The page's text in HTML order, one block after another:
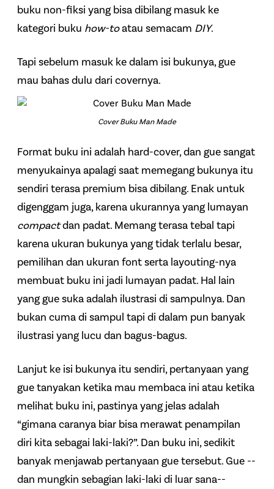
buku non-fiksi yang bisa dibilang masuk ke
kategori buku how-toatau semacam DIY.
Tapi sebelum masuk ke dalam isi bukunya, gue
mau bahas dulu dari covernya.
Cover Buku Man Made
Format buku ini adalah hard-cover, dan gue sangat
menyukainya apalagi saat memegang bukunya itu
sendiri terasa premium bisa dibilang. Enak untuk
digenggam juga, karena ukurannya yang lumayan
compactdan padat. Memang terasa tebal tapi
karena ukuran bukunya yang tidak terlalu besar,
pemilihan dan ukuran font serta layouting-nya
membuat buku ini jadi lumayan padat. Hal lain
yang gue suka adalah ilustrasi di sampulnya. Dan
bukan cuma di sampul tapi di dalam pun banyak
ilustrasi yang lucu dan bagus-bagus.
Lanjut ke isi bukunya itu sendiri, pertanyaan yang
gue tanyakan ketika mau membaca ini atau ketika
melihat buku ini, pastinya yang jelas adalah
“gimana caranya biar bisa merawat penampilan
diri kita sebagai laki-laki?”. Dan buku ini, sedikit
banyak menjawab pertanyaan gue tersebut. Gue --
dan mungkin sebagian laki-laki di luar sana--